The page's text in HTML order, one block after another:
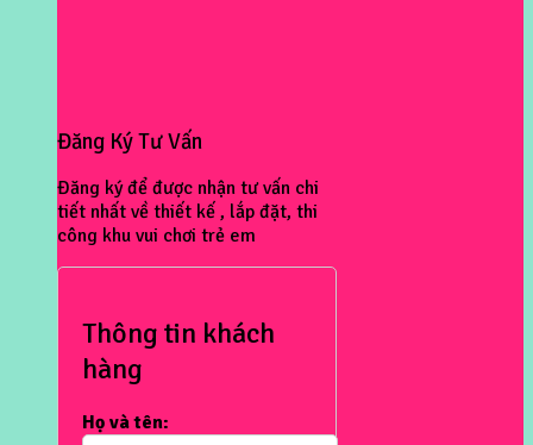
Đăng Ký Tư Vấn
Đăng ký để được nhận tư vấn chi
tiết nhất về thiết kế , lắp đặt, thi
công khu vui chơi trẻ em
Thông tin khách
hàng
Họ và tên: